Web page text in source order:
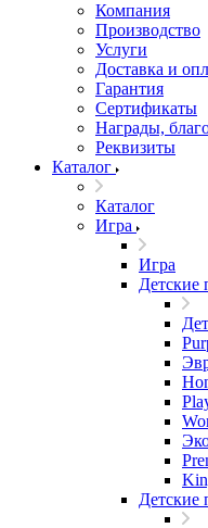
Компания
Производство
Услуги
Доставка и
Гарантия
Сертификаты
Награды,
Реквизиты
Каталог
Каталог
Игра
Игра
Детские
Детские